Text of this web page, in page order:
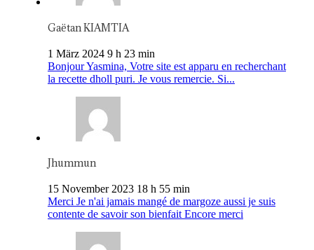
Gaëtan KIAMTIA
1 März 2024 9 h 23 min
Bonjour Yasmina, Votre site est apparu en recherchant
la recette dholl puri. Je vous remercie. Si...
Jhummun
15 November 2023 18 h 55 min
Merci Je n'ai jamais mangé de margoze aussi je suis
contente de savoir son bienfait Encore merci